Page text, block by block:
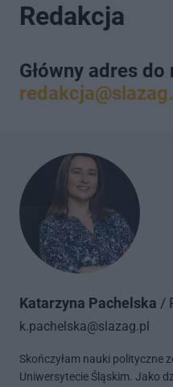
Redakcja
Główny adres
Katarzyna Pachelska /
k.pachelska@slazag.pl
Skończyłam nauki polityczne
Uniwersytecie Śląskim. Jako